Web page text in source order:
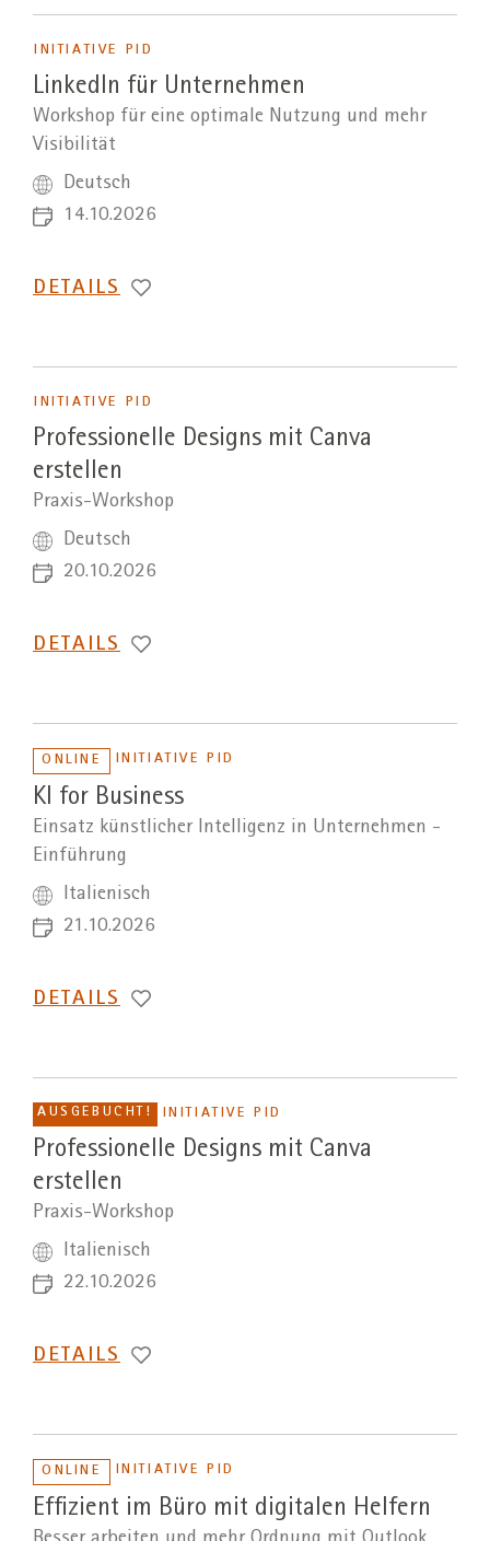
INITIATIVE PID
LinkedIn für Unternehmen
Workshop für eine optimale Nutzung und mehr
Visibilität
Deutsch
14.10.2026
DETAILS
INITIATIVE PID
Professionelle Designs mit Canva
erstellen
Praxis-Workshop
Deutsch
20.10.2026
DETAILS
ONLINE INITIATIVE PID
KI for Business
Einsatz künstlicher Intelligenz in Unternehmen -
Einführung
Italienisch
21.10.2026
DETAILS
AUSGEBUCHT! INITIATIVE PID
Professionelle Designs mit Canva
erstellen
Praxis-Workshop
Italienisch
22.10.2026
DETAILS
ONLINE INITIATIVE PID
Effizient im Büro mit digitalen Helfern